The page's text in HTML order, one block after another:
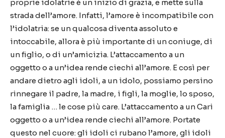
proprie idolatrie è un inizio di grazia, e mette sulla
strada dell’amore. Infatti, l’amore è incompatibile con
l’idolatria: se un qualcosa diventa assoluto e
intoccabile, allora è più importante di un coniuge, di
un figlio, o di un’amicizia. L’attaccamento a un
oggetto o a un’idea rende ciechi all’amore. E così per
andare dietro agli idoli, a un idolo, possiamo persino
rinnegare il padre, la madre, i figli, la moglie, lo sposo,
la famiglia … le cose più care. L’attaccamento a un Cari
oggetto o a un’idea rende ciechi all’amore. Portate
questo nel cuore: gli idoli ci rubano l’amore, gli idoli